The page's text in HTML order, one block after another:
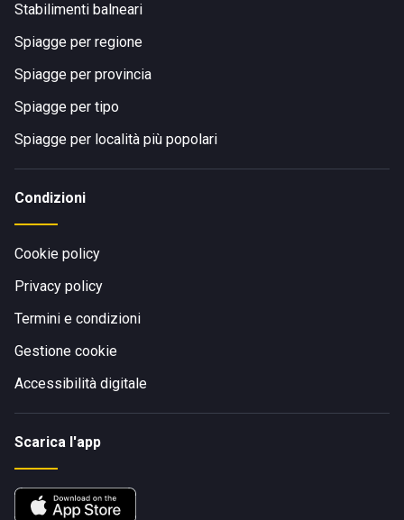
Stabilimenti balneari
Spiagge per regione
Spiagge per provincia
Spiagge per tipo
Spiagge per località più popolari
Condizioni
Cookie policy
Privacy policy
Termini e condizioni
Gestione cookie
Accessibilità digitale
Scarica l'app